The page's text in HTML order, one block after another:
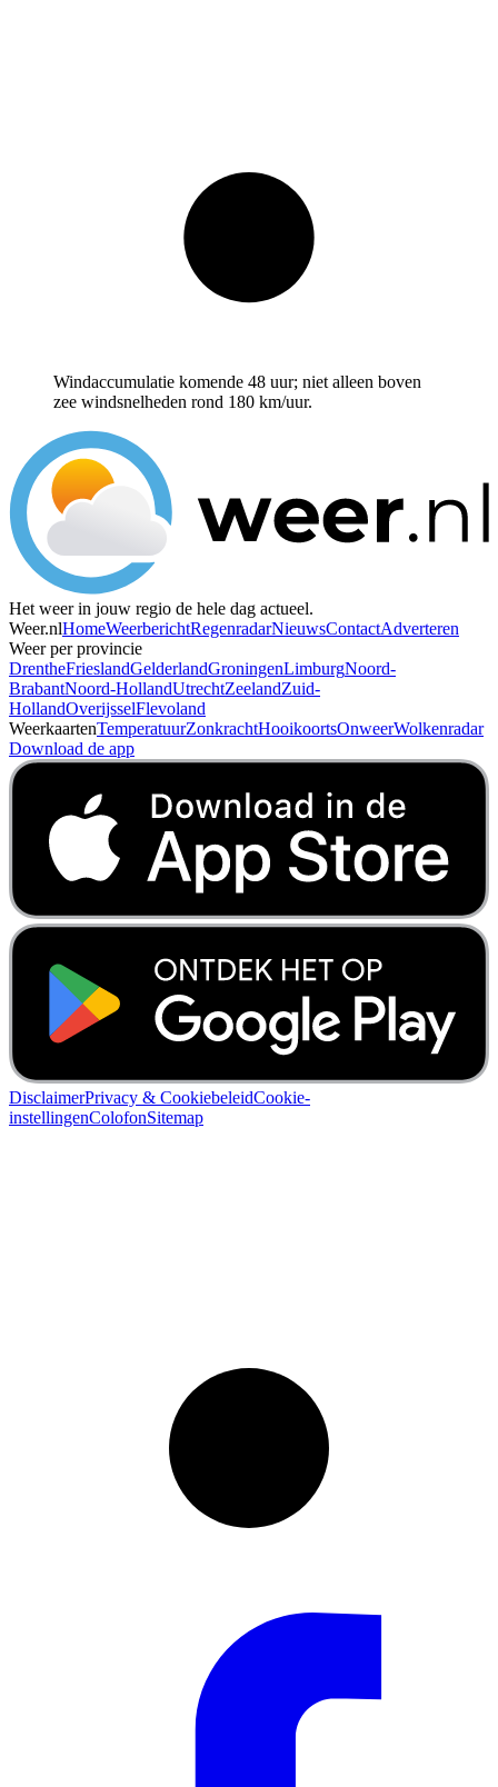
Windaccumulatie komende 48 uur; niet alleen boven
zee windsnelheden rond 180 km/uur.
Het weer in jouw regio de hele dag actueel.
Weer.nlHomeWeerberichtRegenradarNieuwsContactAdverteren
Weer per provincie
DrentheFrieslandGelderlandGroningenLimburgNoord-
BrabantNoord-HollandUtrechtZeelandZuid-
HollandOverijsselFlevoland
WeerkaartenTemperatuurZonkrachtHooikoortsOnweerWolkenradar
Download de app
DisclaimerPrivacy & CookiebeleidCookie-
instellingenColofonSitemap